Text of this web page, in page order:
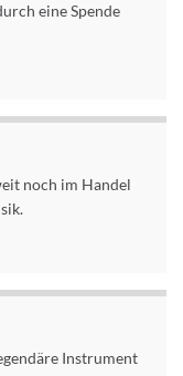
eine Spende
noch im Handel
Instrument